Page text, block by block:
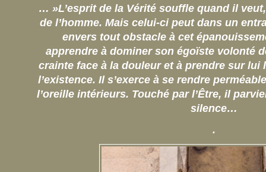
… »L’esprit de la Vérité souffle quand il
de l’homme. Mais celui-ci peut dans un
envers tout obstacle à cet
apprendre à dominer son égoïste volonté
crainte face à la douleur et à prendre sur lui
l’existence. Il s’exerce à se rendre
l’oreille intérieurs. Touché par l’Être, il
silence…
.